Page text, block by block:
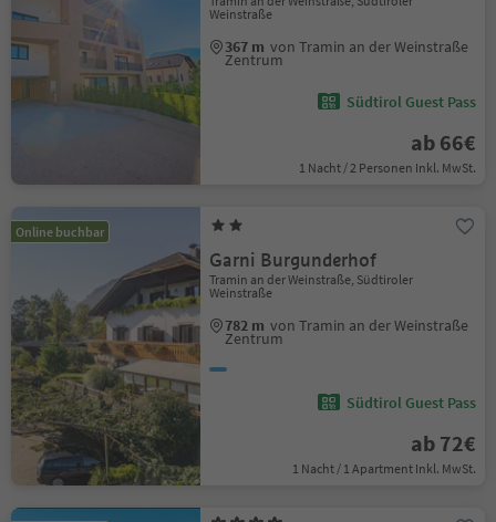
Weinstraße
367 m von Tramin an der Weinstraße
Zentrum
Südtirol Guest Pass
ab 66€
1 Nacht / 2 Personen Inkl. MwSt.
Online buchbar
Garni Burgunderhof
Tramin an der Weinstraße, Südtiroler
Weinstraße
782 m von Tramin an der Weinstraße
Zentrum
Südtirol Guest Pass
ab 72€
1 Nacht / 1 Apartment Inkl. MwSt.